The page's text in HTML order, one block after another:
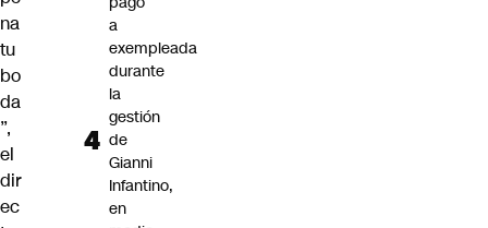
na
tu
bo
da
”,
el
dir
ec
a
exempleada
durante
la
gestión
de
Gianni
Infantino,
en